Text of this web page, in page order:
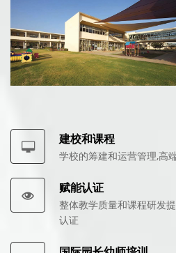
建校和课程
学校的筹建和运营管理,高
赋能认证
整体教学质量和课程研发
认证